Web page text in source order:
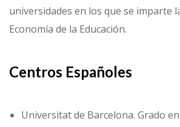
universidades en los que se imparte
Economía de la Educación.
Centros Españoles
Universitat de Barcelona. Grado